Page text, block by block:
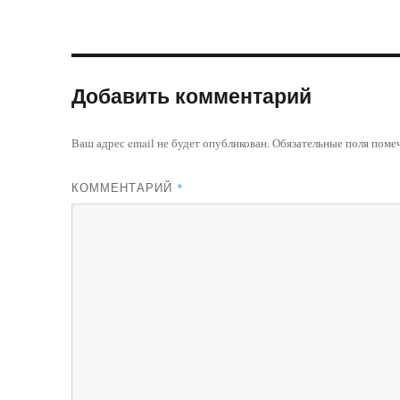
Добавить комментарий
Ваш адрес email не будет опубликован.Обязательные поля
КОММЕНТАРИЙ *